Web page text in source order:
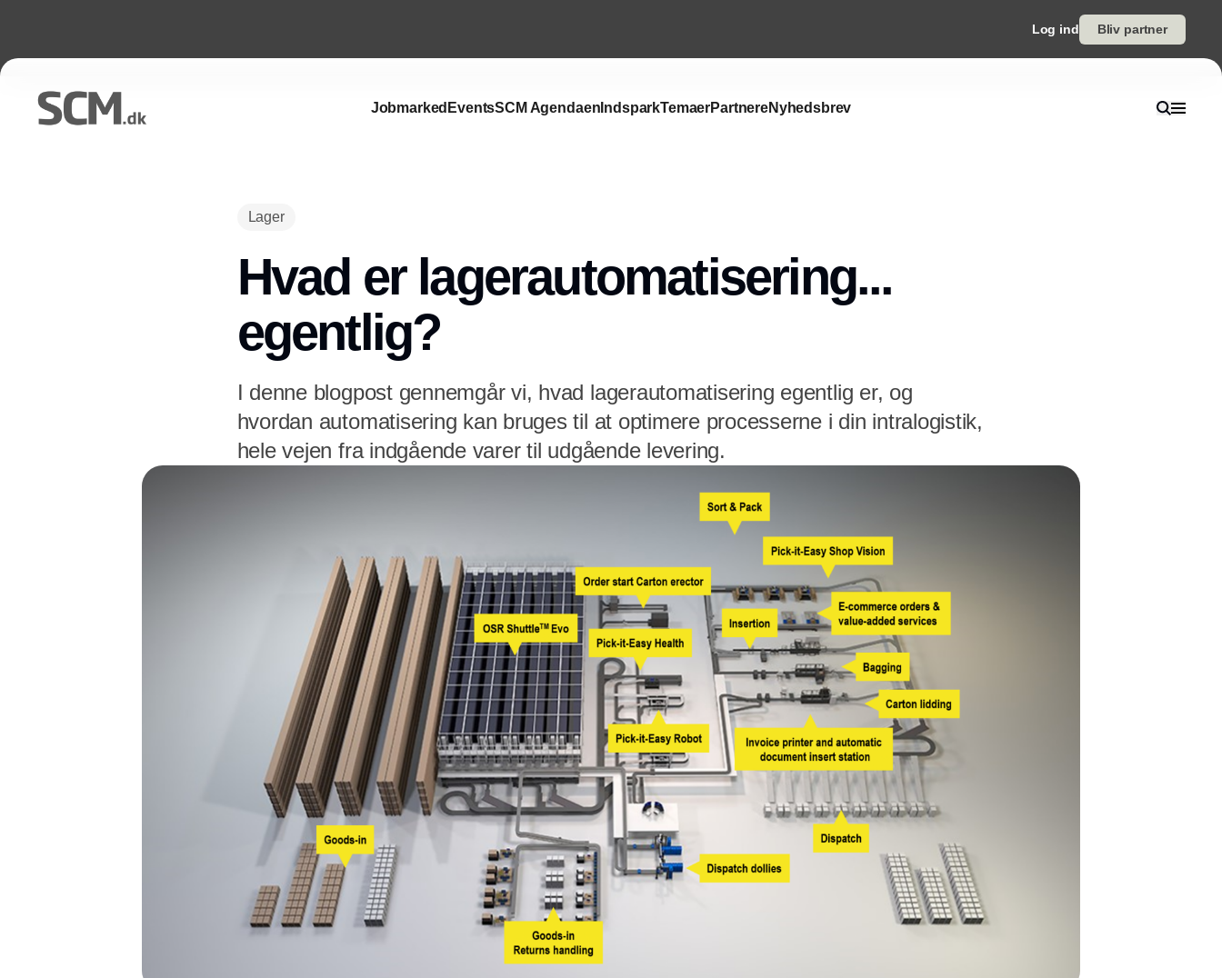
Log ind Bliv partner
Jobmarked EventsSCM Agendaen IndsparkTemaerPartnereNyhedsbrev
Lager
Hvad er lagerautomatisering...
egentlig?
I denne blogpost gennemgår vi, hvad lagerautomatisering egentlig er, og
hvordan automatisering kan bruges til at optimere processerne i din intralogistik,
hele vejen fra indgående varer til udgående levering.